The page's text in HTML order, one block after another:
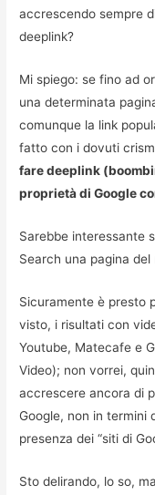
accrescendo sempre
deeplink?
Mi spiego: se fino ad
una determinata
comunque la link
fatto con i dovuti
fare deeplink
proprietà di Google
Sarebbe interessante
Search una pagina
Sicuramente è presto
visto, i risultati con
Youtube, Matecafe e
Video); non vorrei,
accrescere ancora di
Google, non in termini
presenza dei “siti di
Sto delirando, lo so,